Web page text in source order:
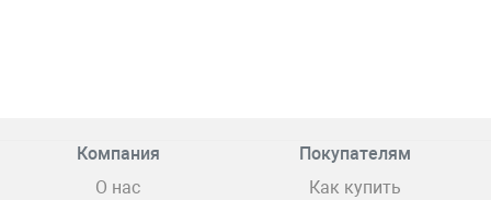
Компания
О нас
Покупателям
Как купить